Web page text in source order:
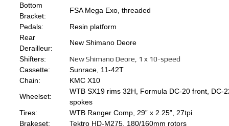
Bottom
Bracket:
FSA Mega Exo, threaded
Pedals:
Resin platform
Rear
Derailleur:
New Shimano Deore
Shifters:
New Shimano Deore, 1 x 10-speed
Cassette:
Sunrace, 11-42T
Chain:
KMC X10
Wheelset:
WTB SX19 rims 32H, Formula DC-20 front, DC-
spokes
Tires:
WTB Ranger Comp, 29” x 2.25”, 27tpi
Brakeset:
Tektro HD-M275, 180/160mm rotors